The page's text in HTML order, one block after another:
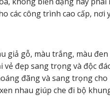
các công trình cao cấp, nơi
giả gỗ, màu trắng, màu
vẻ đẹp sang trọng và độc
đãng và sang trọng
nhau giúp che đi bộ